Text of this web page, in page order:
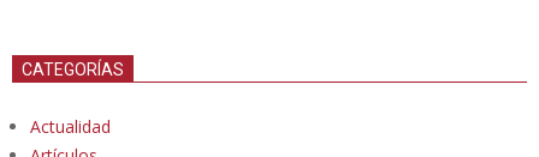
CATEGORÍAS
Actualidad